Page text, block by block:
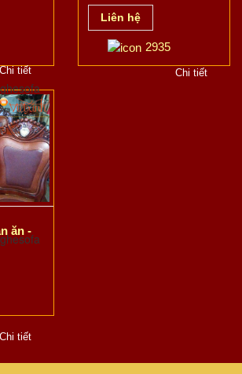
Chi tiết
Liên hệ
2935
Chi tiết
ăn -
Chi tiết